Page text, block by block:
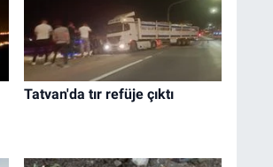
Tatvan'da tır refüje çıktı